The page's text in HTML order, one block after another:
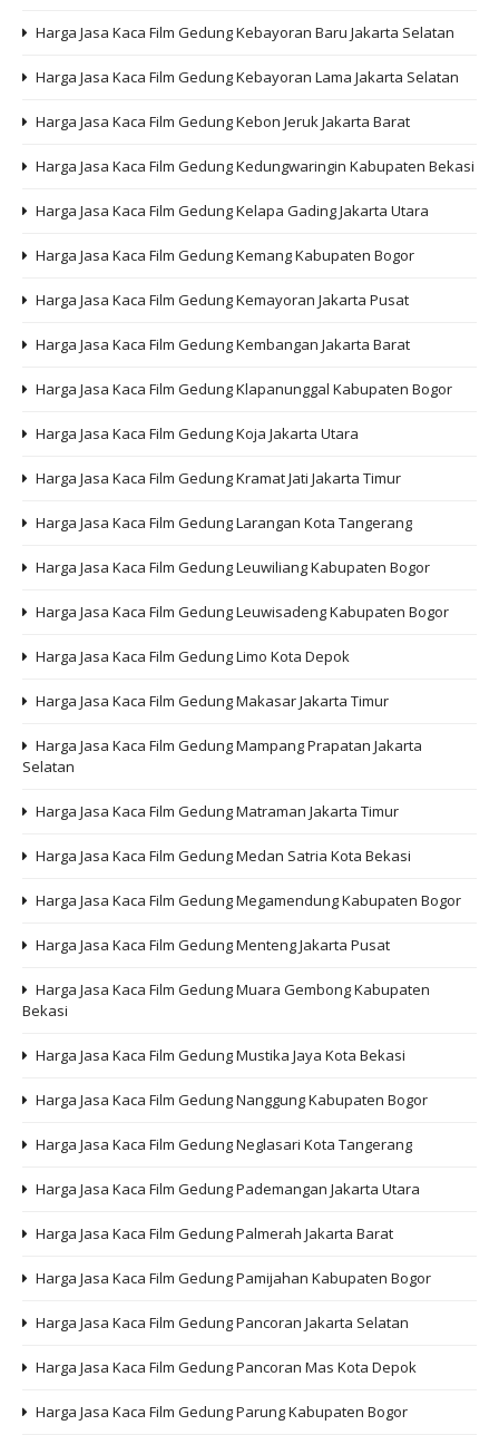
Harga Jasa Kaca Film Gedung Kebayoran Baru Jakarta Selatan
Harga Jasa Kaca Film Gedung Kebayoran Lama Jakarta Selatan
Harga Jasa Kaca Film Gedung Kebon Jeruk Jakarta Barat
Harga Jasa Kaca Film Gedung Kedungwaringin Kabupaten Bekasi
Harga Jasa Kaca Film Gedung Kelapa Gading Jakarta Utara
Harga Jasa Kaca Film Gedung Kemang Kabupaten Bogor
Harga Jasa Kaca Film Gedung Kemayoran Jakarta Pusat
Harga Jasa Kaca Film Gedung Kembangan Jakarta Barat
Harga Jasa Kaca Film Gedung Klapanunggal Kabupaten Bogor
Harga Jasa Kaca Film Gedung Koja Jakarta Utara
Harga Jasa Kaca Film Gedung Kramat Jati Jakarta Timur
Harga Jasa Kaca Film Gedung Larangan Kota Tangerang
Harga Jasa Kaca Film Gedung Leuwiliang Kabupaten Bogor
Harga Jasa Kaca Film Gedung Leuwisadeng Kabupaten Bogor
Harga Jasa Kaca Film Gedung Limo Kota Depok
Harga Jasa Kaca Film Gedung Makasar Jakarta Timur
Harga Jasa Kaca Film Gedung Mampang Prapatan Jakarta
Selatan
Harga Jasa Kaca Film Gedung Matraman Jakarta Timur
Harga Jasa Kaca Film Gedung Medan Satria Kota Bekasi
Harga Jasa Kaca Film Gedung Megamendung Kabupaten Bogor
Harga Jasa Kaca Film Gedung Menteng Jakarta Pusat
Harga Jasa Kaca Film Gedung Muara Gembong Kabupaten
Bekasi
Harga Jasa Kaca Film Gedung Mustika Jaya Kota Bekasi
Harga Jasa Kaca Film Gedung Nanggung Kabupaten Bogor
Harga Jasa Kaca Film Gedung Neglasari Kota Tangerang
Harga Jasa Kaca Film Gedung Pademangan Jakarta Utara
Harga Jasa Kaca Film Gedung Palmerah Jakarta Barat
Harga Jasa Kaca Film Gedung Pamijahan Kabupaten Bogor
Harga Jasa Kaca Film Gedung Pancoran Jakarta Selatan
Harga Jasa Kaca Film Gedung Pancoran Mas Kota Depok
Harga Jasa Kaca Film Gedung Parung Kabupaten Bogor